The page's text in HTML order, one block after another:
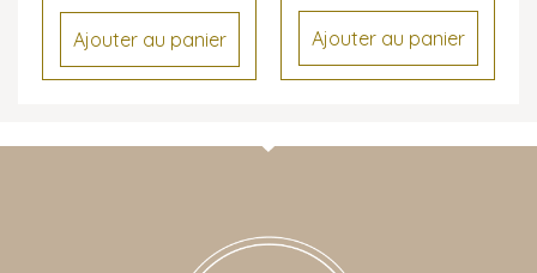
Ajouter au panier Ajouter au panier